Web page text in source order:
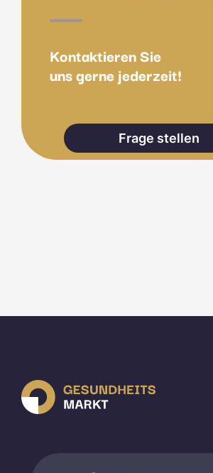
Kontaktieren Sie
uns gerne jederzeit!
Frage stellen